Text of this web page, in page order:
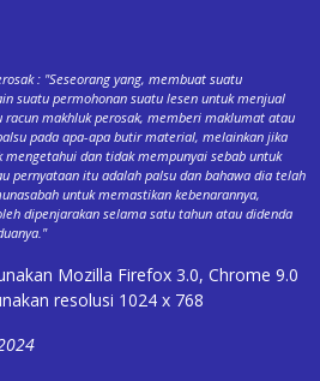
: "Seseorang yang, membuat suatu
suatu permohonan suatu lesen untuk menjual
makhluk perosak, memberi maklumat atau
pada apa-apa butir material, melainkan jika
dan tidak mempunyai sebab untuk
pernyataan itu adalah palsu dan bahawa dia telah
untuk memastikan kebenarannya,
dipenjarakan selama satu tahun atau didenda
Mozilla Firefox 3.0, Chrome 9.0
resolusi 1024 x 768